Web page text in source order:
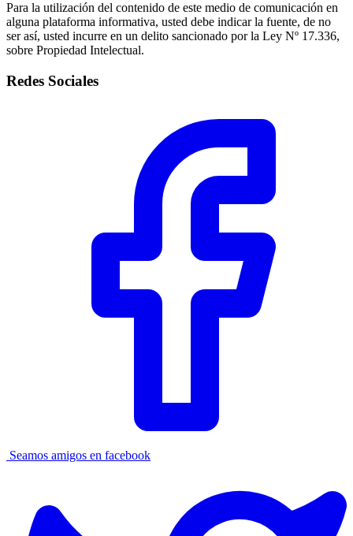
Para la utilización del contenido de este medio de comunicación en
alguna plataforma informativa, usted debe indicar la fuente, de no
ser así, usted incurre en un delito sancionado por la Ley Nº 17.336,
sobre Propiedad Intelectual.
Redes Sociales
Seamos amigos en facebook